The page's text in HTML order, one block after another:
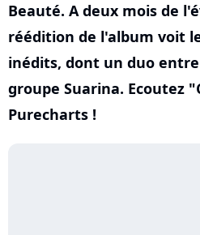
Beauté. A deux mois de
réédition de l'album voit
inédits, dont un duo
groupe Suarina. Ecoutez
Purecharts !